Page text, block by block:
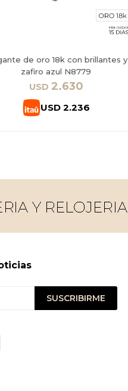
de oro 18k con brillantes y
zafiro azul N8779
USD 2.630
USD 2.236
SUSCRIBIRME